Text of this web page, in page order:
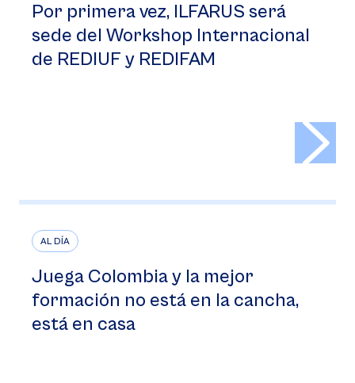
Por primera vez, ILFARUS será
sede del Workshop Internacional
de REDIUF y REDIFAM
AL DÍA
Juega Colombia y la mejor
formación no está en la cancha,
está en casa